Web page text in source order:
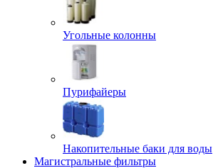
Угольные колонны
Пурифайеры
Накопительные баки для воды
Магистральные фильтры